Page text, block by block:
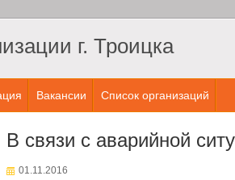
г. Троицка
Вакансии Список организаций
В связи с аварийной
01.11.2016